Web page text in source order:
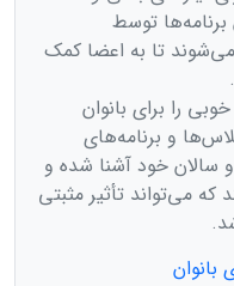
توسط
تا به اعضا کمک
را برای بانوان
و برنامه‌های
سالان خود آشنا شده و
می‌تواند تأثیر مثبتی